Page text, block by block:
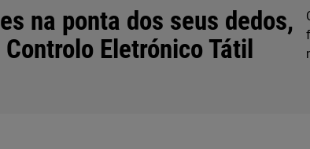
na ponta dos seus dedos,
Controlo Eletrónico Tátil